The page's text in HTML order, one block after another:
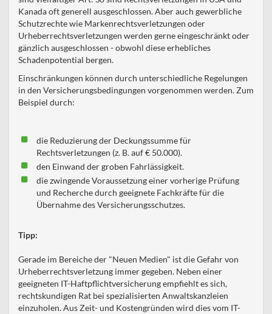
Kanada oft generell ausgeschlossen. Aber auch gewerbliche
Schutzrechte wie Markenrechtsverletzungen oder
Urheberrechtsverletzungen werden gerne eingeschränkt oder
gänzlich ausgeschlossen - obwohl diese erhebliches
Schadenpotential bergen.
Einschränkungen können durch unterschiedliche Regelungen
in den Versicherungsbedingungen vorgenommen werden. Zum
Beispiel durch:
die Reduzierung der Deckungssumme für
Rechtsverletzungen (z. B. auf € 50.000).
den Einwand der groben Fahrlässigkeit.
die zwingende Voraussetzung einer vorherige Prüfung
und Recherche durch geeignete Fachkräfte für die
Übernahme des Versicherungsschutzes.
Tipp:
Gerade im Bereiche der "Neuen Medien" ist die Gefahr von
Urheberrechtsverletzung immer gegeben. Neben einer
geeigneten IT-Haftpflichtversicherung empfiehlt es sich,
rechtskundigen Rat bei spezialisierten Anwaltskanzleien
einzuholen. Aus Zeit- und Kostengründen wird dies vom IT-